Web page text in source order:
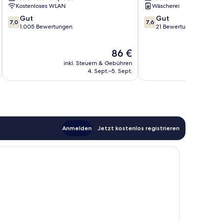
Kostenloses WLAN
7.0
von
7,0 Gut
1.005 Bewertungen
Der
Preis
beträgt
86 €
inkl. Steuern & Gebühren
4. Sept.–5. Sept.
Wäscherei
7.6
von
7,6 Gut
21 Bewertungen
Anmelden Jetzt kostenlos registrieren